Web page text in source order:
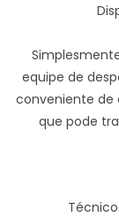
equipe de
conveniente
que pode